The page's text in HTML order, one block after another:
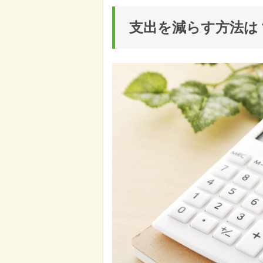
支出を減らす方法は